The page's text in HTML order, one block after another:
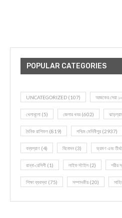
POPULAR CATEGORIES
UNCATEGORIZED (107) আজকের সেরা ১০
খেলাধূলো (5) জেলার খবর (602)
দৈনিক রাশিফল (819) পশ্চিম মেদিনীপুর (2937)
বন্যপ্রাণ (4) বিনোদন(3) ভ্রমণ এবং
রান্না-রেসিপী (1) লাইফ স্টাইল (2) শরীর
শিক্ষা ব্যবস্থা (75) সম্পাদকীয় (20)